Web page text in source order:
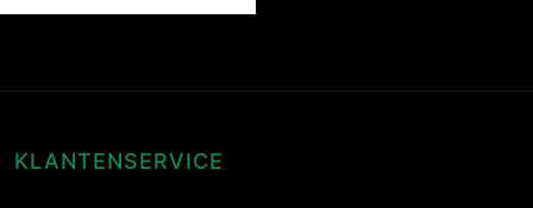
KLANTENSERVICE